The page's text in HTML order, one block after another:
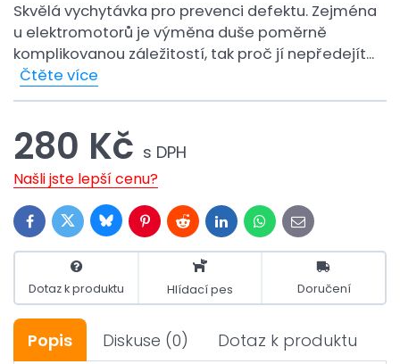
Skvělá vychytávka pro prevenci defektu. Zejména
u elektromotorů je výměna duše poměrně
komplikovanou záležitostí, tak proč jí nepředejít...
Čtěte více
280 Kč s DPH
Našli jste lepší cenu?
FacebookTwitterBlueskyPinterestRedditLinkedInWhatsApp
E-
mail
Dotaz k produktu Hlídací pes Doručení
Popis Diskuse (0) Dotaz k produktu